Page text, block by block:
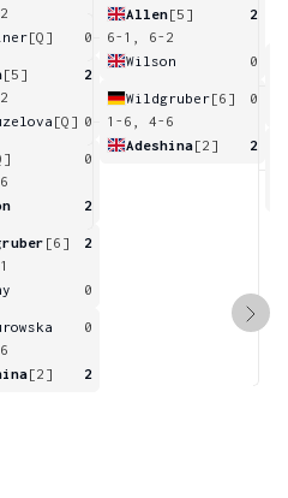
[Q] 0
[5]
2
[Q] 0
0
2
[6]
2
0
0
[2] 2
Allen[5]
2
6-1, 6-2
Wilson
0
Wildgruber[6]
0
1-6, 4-6
Adeshina[2] 2